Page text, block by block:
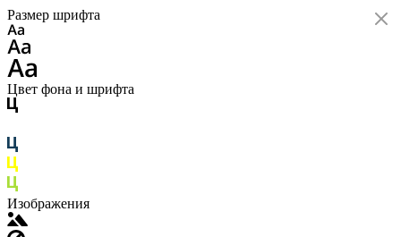
Размер шрифта
Цвет фона и шрифта
Изображения